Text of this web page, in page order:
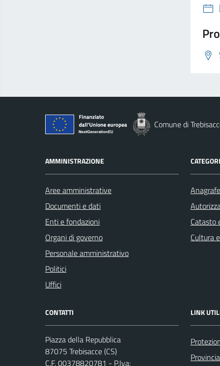
Comune di
AMMINISTRAZIONE
Aree amministrative
Documenti e dati
Enti e fondazioni
Organi di governo
Personale amministrativo
Politici
Uffici
Catasto
Cultura
CONTATTI
Piazza della Repubblica
87075 Trebisacce (CS)
C.F. 00378820781 - P.Iva:
LINK